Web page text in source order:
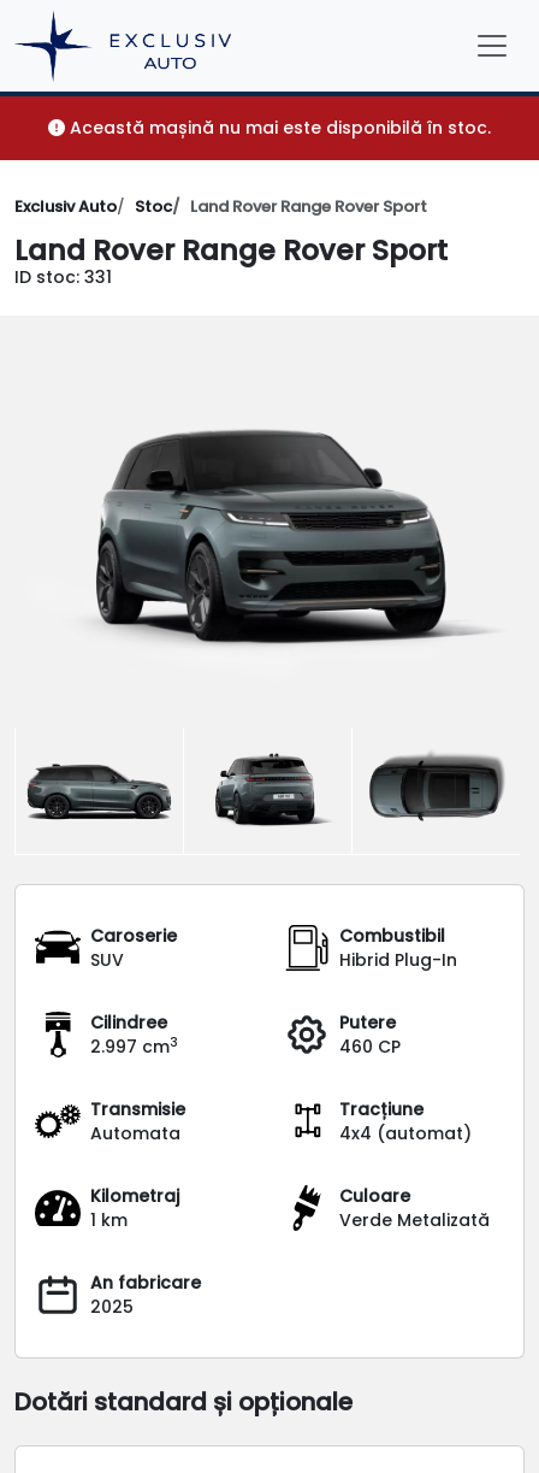
Această mașină nu mai este disponibilă în stoc.
Exclusiv Auto Stoc Land Rover Range Rover Sport
Land Rover Range Rover Sport
ID stoc: 331
Caroserie
SUV
Combustibil
Hibrid Plug-In
Cilindree
2.997 cm3
Putere
460 CP
Transmisie
Automata
Tracțiune
4x4 (automat)
Kilometraj
1 km
Culoare
Verde Metalizată
An fabricare
2025
Dotări standard și opționale